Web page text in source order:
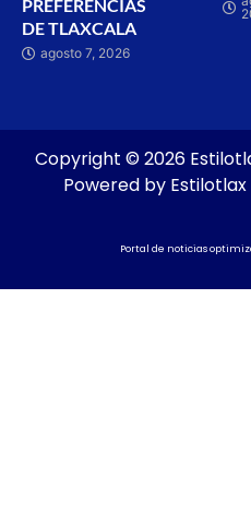
PREFERENCIAS
DE TLAXCALA
agosto 7, 2026
Copyright © 2026
Powered by
Portal de noticias